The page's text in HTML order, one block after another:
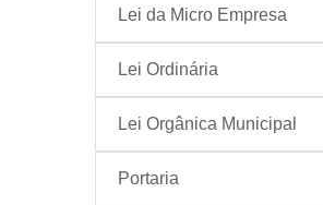
Lei da Micro Empresa
Lei Ordinária
Lei Orgânica Municipal
Portaria